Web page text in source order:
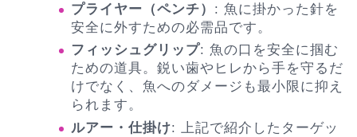
プライヤー（ペンチ） : 魚に掛かった針を
安全に外すための必需品です。
フィッシュグリップ: 魚の口を安全に掴む
ための道具。鋭い歯やヒレから手を守るだ
けでなく、魚へのダメージも最小限に抑え
られます。
ルアー・仕掛け: 上記で紹介したターゲッ